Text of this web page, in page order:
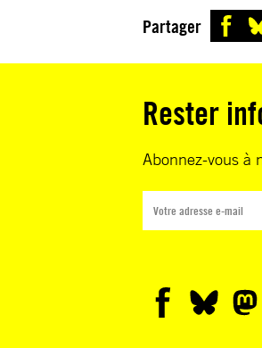
Partager
Rester
Abonnez-vous à